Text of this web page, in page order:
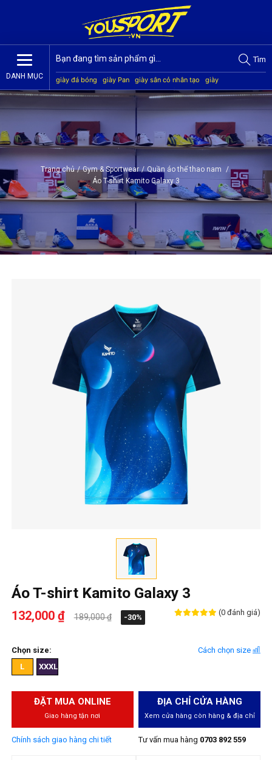
DANH MỤC
Tìm
giày đá bóng giày Pan giày sân cỏ nhân tạo
giày
Jogarbola
giày Mitre giày Akka quần áo bóng đá
giày
Trang chủ / Gym & Sportwear / Quần áo thể thao nam /
Áo T-shirt Kamito Galaxy 3
Áo T-shirt Kamito Galaxy 3
132,000 ₫ 189,000 ₫ -30%
(0 đánh giá)
Chọn size:
Cách chọn size
L
XXXL
ĐẶT MUA ONLINE
Giao hàng tận nơi
Chính sách giao hàng chi tiết
ĐỊA CHỈ CỬA HÀNG
Xem cửa hàng còn hàng & địa chỉ
Tư vấn mua hàng 0703 892 559